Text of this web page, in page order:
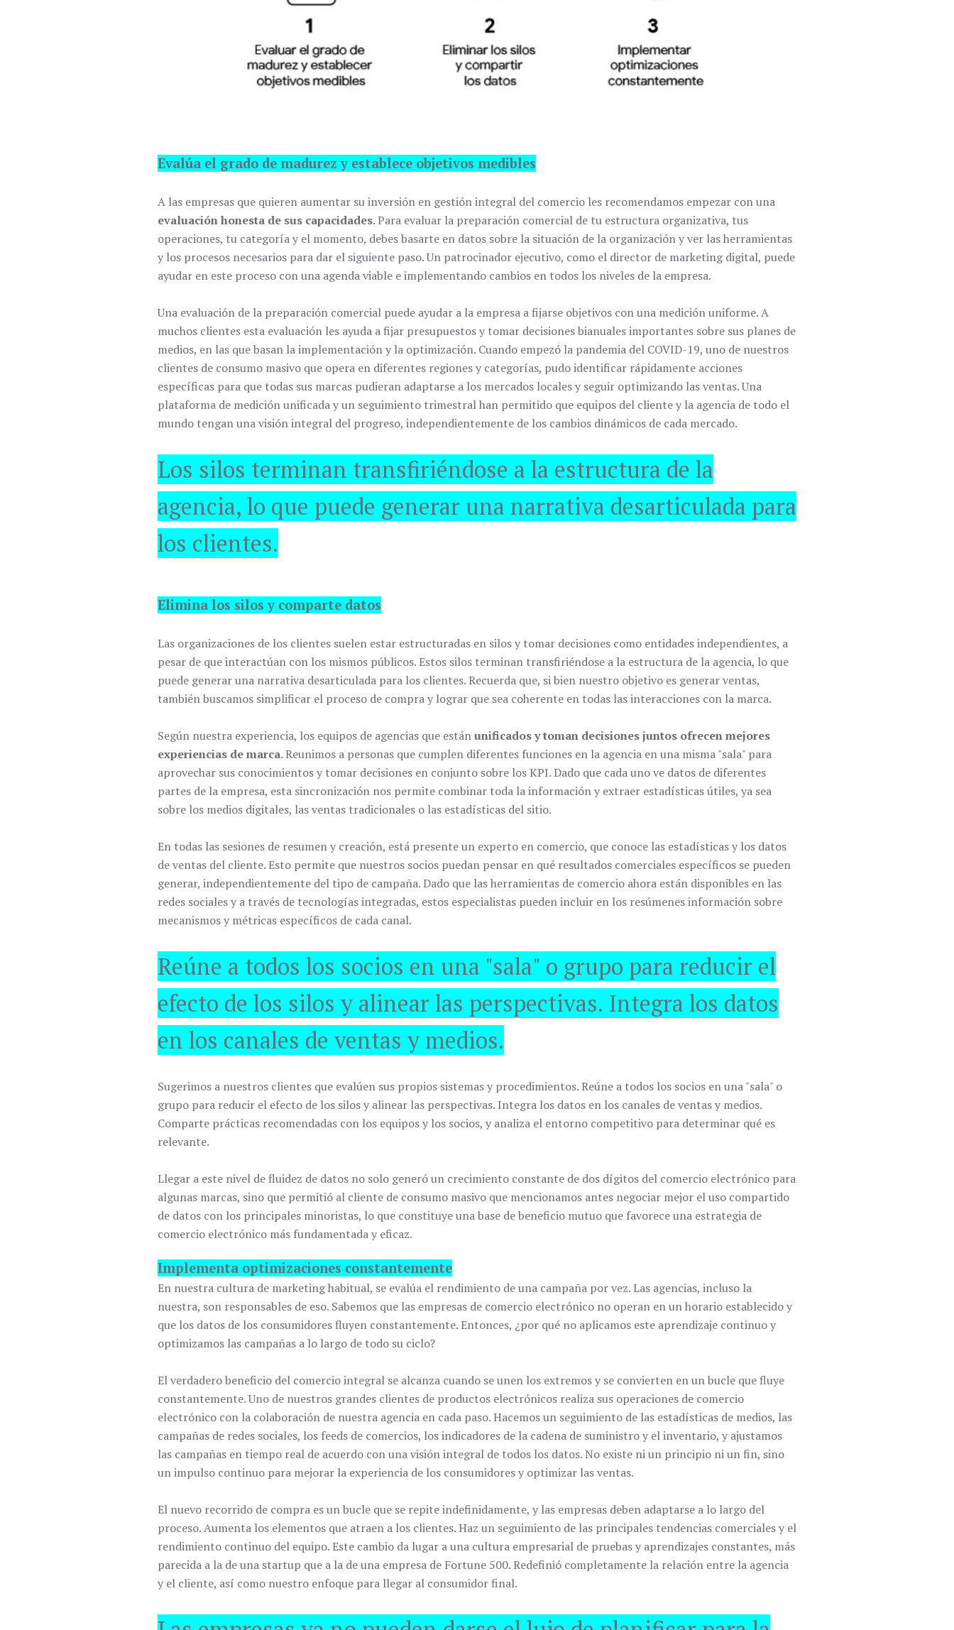
Evalúa el grado de madurez y establece objetivos medibles
A las empresas que quieren aumentar su inversión en gestión integral del comercio les recomendamos empezar con una
evaluación honesta de sus capacidades. Para evaluar la preparación comercial de tu estructura organizativa, tus
operaciones, tu categoría y el momento, debes basarte en datos sobre la situación de la organización y ver las herramientas
y los procesos necesarios para dar el siguiente paso. Un patrocinador ejecutivo, como el director de marketing digital, puede
ayudar en este proceso con una agenda viable e implementando cambios en todos los niveles de la empresa.
Una evaluación de la preparación comercial puede ayudar a la empresa a fijarse objetivos con una medición uniforme. A
muchos clientes esta evaluación les ayuda a fijar presupuestos y tomar decisiones bianuales importantes sobre sus planes de
medios, en las que basan la implementación y la optimización. Cuando empezó la pandemia del COVID-19, uno de nuestros
clientes de consumo masivo que opera en diferentes regiones y categorías, pudo identificar rápidamente acciones
específicas para que todas sus marcas pudieran adaptarse a los mercados locales y seguir optimizando las ventas. Una
plataforma de medición unificada y un seguimiento trimestral han permitido que equipos del cliente y la agencia de todo el
mundo tengan una visión integral del progreso, independientemente de los cambios dinámicos de cada mercado.
Los silos terminan transfiriéndose a la estructura de la
agencia, lo que puede generar una narrativa desarticulada para
los clientes.
Elimina los silos y comparte datos
Las organizaciones de los clientes suelen estar estructuradas en silos y tomar decisiones como entidades independientes, a
pesar de que interactúan con los mismos públicos. Estos silos terminan transfiriéndose a la estructura de la agencia, lo que
puede generar una narrativa desarticulada para los clientes. Recuerda que, si bien nuestro objetivo es generar ventas,
también buscamos simplificar el proceso de compra y lograr que sea coherente en todas las interacciones con la marca.
Según nuestra experiencia, los equipos de agencias que estánunificados y toman decisiones juntos ofrecen mejores
experiencias de marca. Reunimos a personas que cumplen diferentes funciones en la agencia en una misma "sala" para
aprovechar sus conocimientos y tomar decisiones en conjunto sobre los KPI. Dado que cada uno ve datos de diferentes
partes de la empresa, esta sincronización nos permite combinar toda la información y extraer estadísticas útiles, ya sea
sobre los medios digitales, las ventas tradicionales o las estadísticas del sitio.
En todas las sesiones de resumen y creación, está presente un experto en comercio, que conoce las estadísticas y los datos
de ventas del cliente. Esto permite que nuestros socios puedan pensar en qué resultados comerciales específicos se pueden
generar, independientemente del tipo de campaña. Dado que las herramientas de comercio ahora están disponibles en las
redes sociales y a través de tecnologías integradas, estos especialistas pueden incluir en los resúmenes información sobre
mecanismos y métricas específicos de cada canal.
Reúne a todos los socios en una "sala" o grupo para reducir el
efecto de los silos y alinear las perspectivas. Integra los datos
en los canales de ventas y medios.
Sugerimos a nuestros clientes que evalúen sus propios sistemas y procedimientos. Reúne a todos los socios en una "sala" o
grupo para reducir el efecto de los silos y alinear las perspectivas. Integra los datos en los canales de ventas y medios.
Comparte prácticas recomendadas con los equipos y los socios, y analiza el entorno competitivo para determinar qué es
relevante.
Llegar a este nivel de fluidez de datos no solo generó un crecimiento constante de dos dígitos del comercio electrónico para
algunas marcas, sino que permitió al cliente de consumo masivo que mencionamos antes negociar mejor el uso compartido
de datos con los principales minoristas, lo que constituye una base de beneficio mutuo que favorece una estrategia de
comercio electrónico más fundamentada y eficaz.
Implementa optimizaciones constantemente
En nuestra cultura de marketing habitual, se evalúa el rendimiento de una campaña por vez. Las agencias, incluso la
nuestra, son responsables de eso. Sabemos que las empresas de comercio electrónico no operan en un horario establecido y
que los datos de los consumidores fluyen constantemente. Entonces, ¿por qué no aplicamos este aprendizaje continuo y
optimizamos las campañas a lo largo de todo su ciclo?
El verdadero beneficio del comercio integral se alcanza cuando se unen los extremos y se convierten en un bucle que fluye
constantemente. Uno de nuestros grandes clientes de productos electrónicos realiza sus operaciones de comercio
electrónico con la colaboración de nuestra agencia en cada paso. Hacemos un seguimiento de las estadísticas de medios, las
campañas de redes sociales, los feeds de comercios, los indicadores de la cadena de suministro y el inventario, y ajustamos
las campañas en tiempo real de acuerdo con una visión integral de todos los datos. No existe ni un principio ni un fin, sino
un impulso continuo para mejorar la experiencia de los consumidores y optimizar las ventas.
El nuevo recorrido de compra es un bucle que se repite indefinidamente, y las empresas deben adaptarse a lo largo del
proceso. Aumenta los elementos que atraen a los clientes. Haz un seguimiento de las principales tendencias comerciales y el
rendimiento continuo del equipo. Este cambio da lugar a una cultura empresarial de pruebas y aprendizajes constantes, más
parecida a la de una startup que a la de una empresa de Fortune 500. Redefinió completamente la relación entre la agencia
y el cliente, así como nuestro enfoque para llegar al consumidor final.